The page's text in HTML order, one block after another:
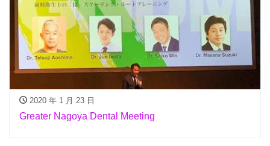
2020 年 1 月 23 日
Greater Nagoya Dental Meeting